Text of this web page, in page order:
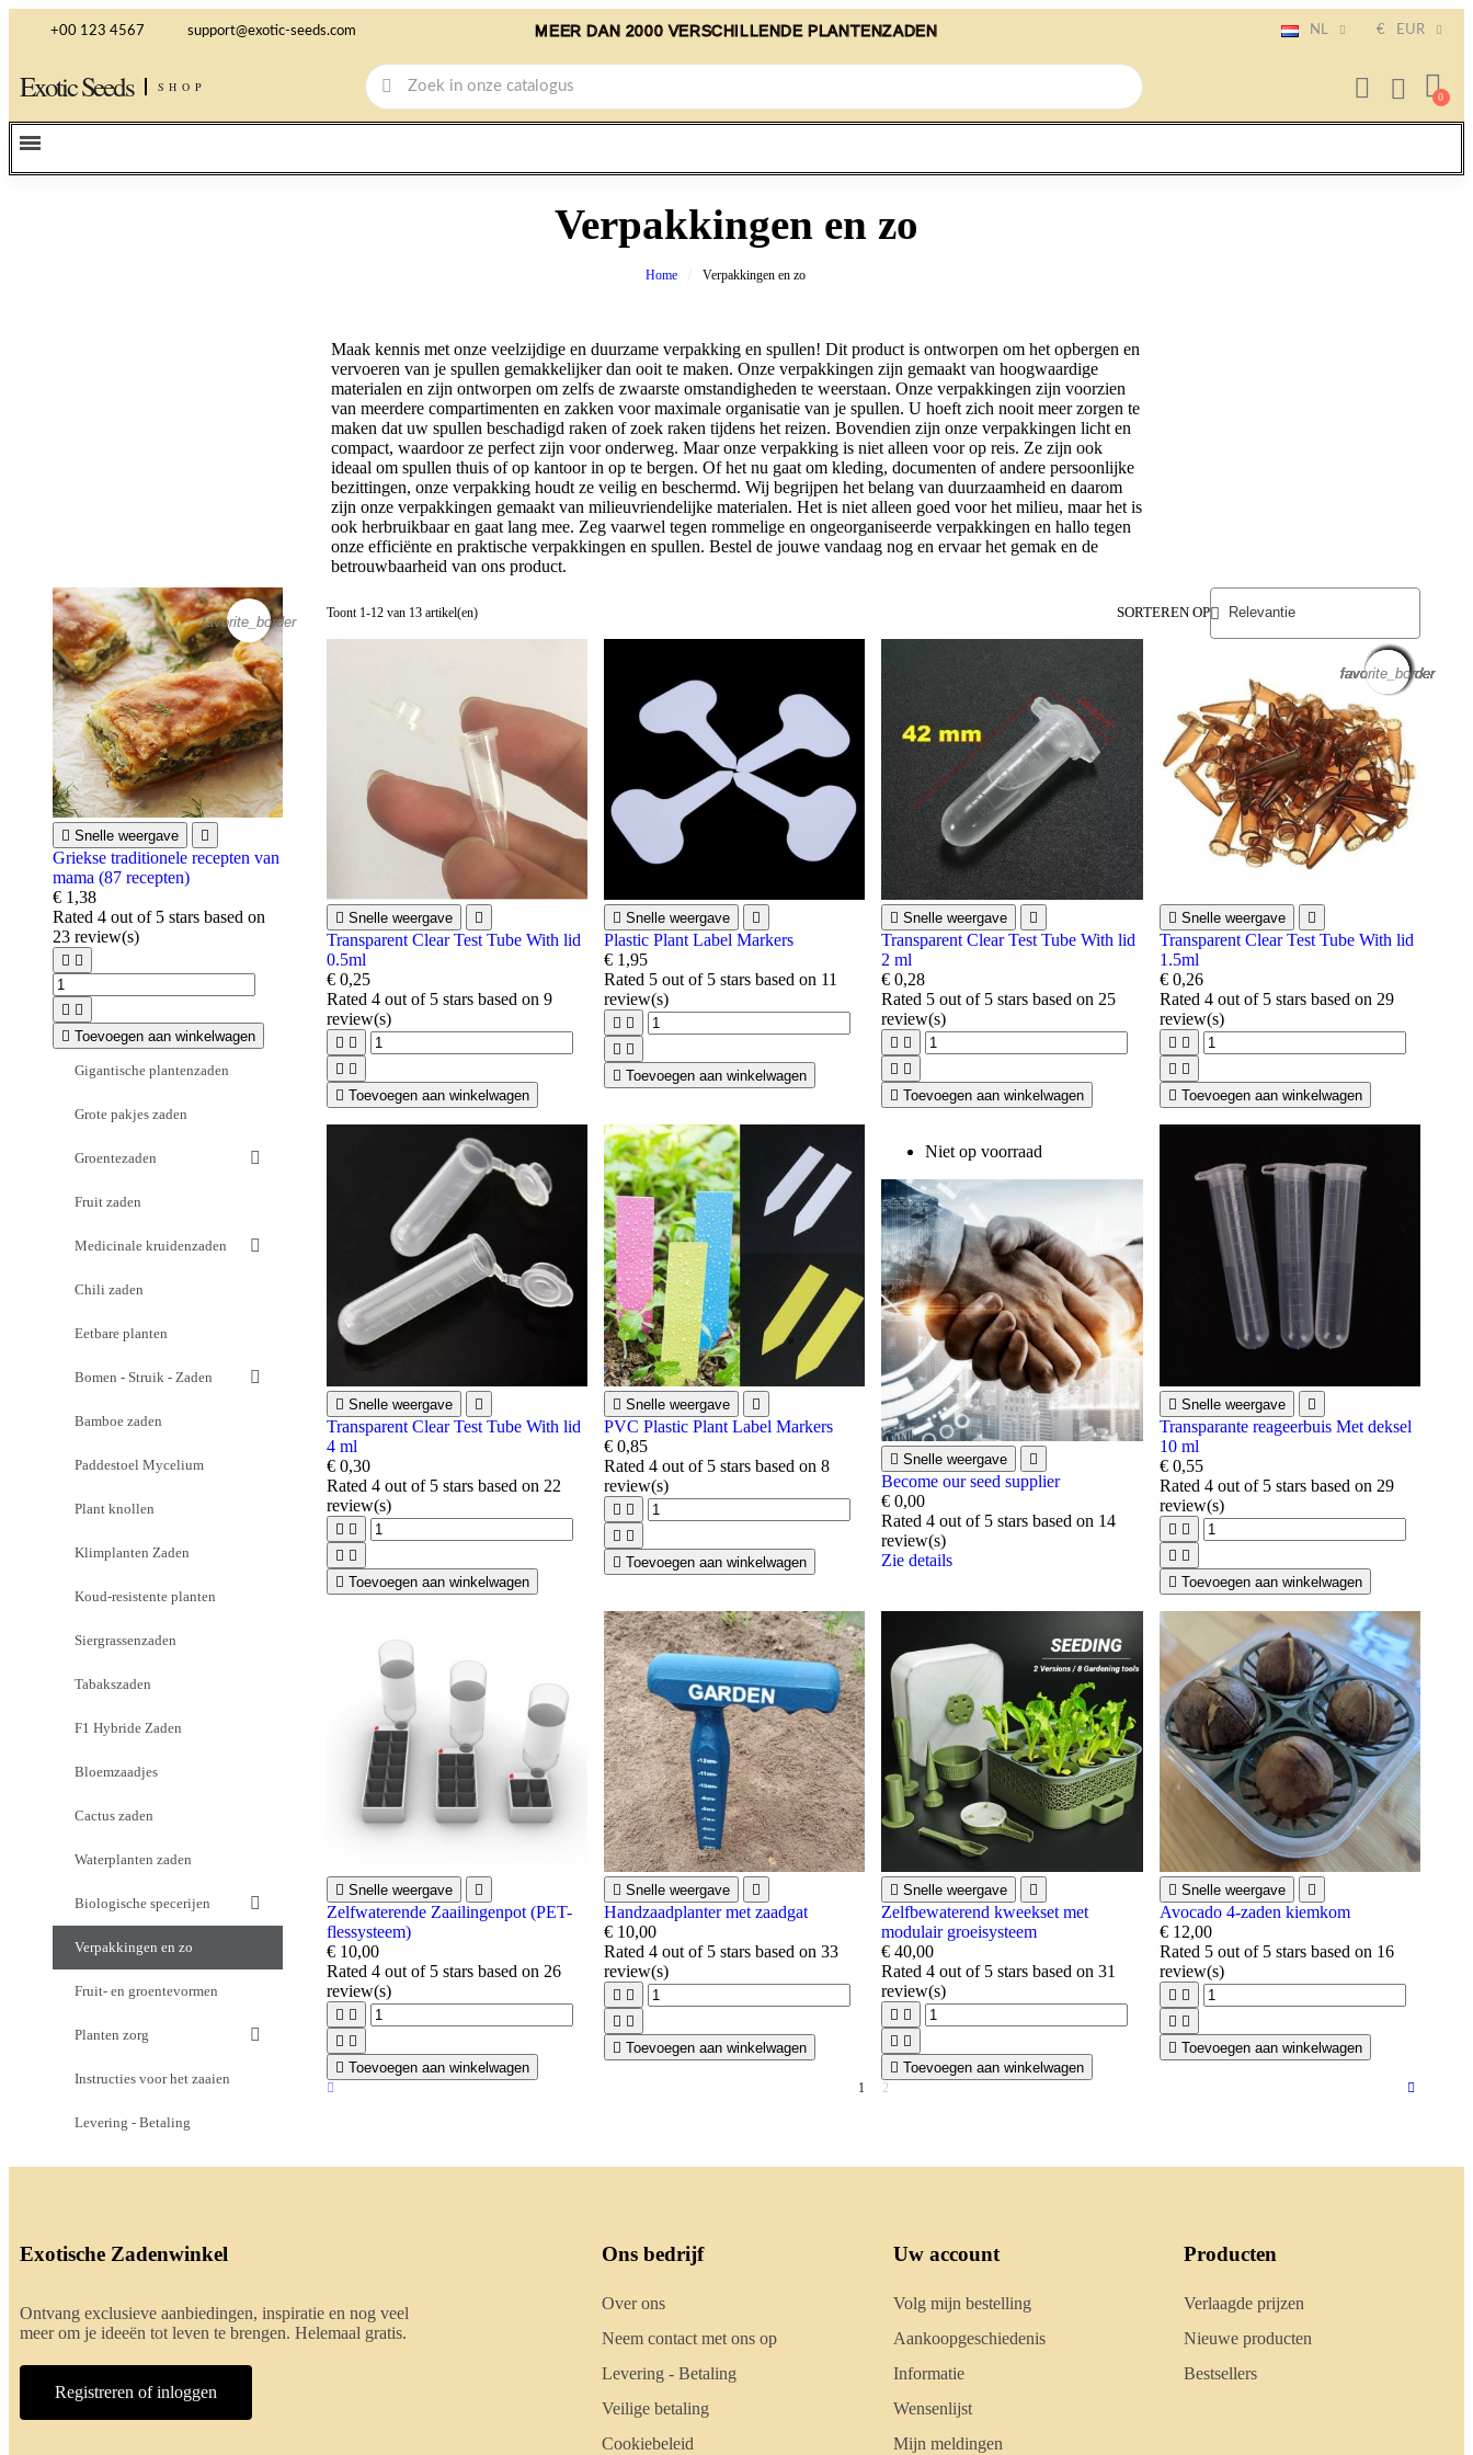
+00 123 4567 support@exotic-seeds.com MEER DAN 2000 VERSCHILLENDE PLANTENZADEN NL € EUR
Exotic Seeds SHOP
Verpakkingen en zo
Home Verpakkingen en zo
Maak kennis met onze veelzijdige en duurzame verpakking en spullen! Dit product is ontworpen om het opbergen en
vervoeren van je spullen gemakkelijker dan ooit te maken. Onze verpakkingen zijn gemaakt van hoogwaardige
materialen en zijn ontworpen om zelfs de zwaarste omstandigheden te weerstaan. Onze verpakkingen zijn voorzien
van meerdere compartimenten en zakken voor maximale organisatie van je spullen. U hoeft zich nooit meer zorgen te
maken dat uw spullen beschadigd raken of zoek raken tijdens het reizen. Bovendien zijn onze verpakkingen licht en
compact, waardoor ze perfect zijn voor onderweg. Maar onze verpakking is niet alleen voor op reis. Ze zijn ook
ideaal om spullen thuis of op kantoor in op te bergen. Of het nu gaat om kleding, documenten of andere persoonlijke
bezittingen, onze verpakking houdt ze veilig en beschermd. Wij begrijpen het belang van duurzaamheid en daarom
zijn onze verpakkingen gemaakt van milieuvriendelijke materialen. Het is niet alleen goed voor het milieu, maar het is
ook herbruikbaar en gaat lang mee. Zeg vaarwel tegen rommelige en ongeorganiseerde verpakkingen en hallo tegen
onze efficiënte en praktische verpakkingen en spullen. Bestel de jouwe vandaag nog en ervaar het gemak en de
betrouwbaarheid van ons product.
favorite_border
 Snelle weergave 
Griekse traditionele recepten van
mama (87 recepten)
€ 1,38
Rated 4 out of 5 stars based on
23 review(s)
 
 
 Toevoegen aan winkelwagen
Gigantische plantenzaden
Grote pakjes zaden
Groentezaden
Fruit zaden
Medicinale kruidenzaden
Chili zaden
Eetbare planten
Bomen - Struik - Zaden
Bamboe zaden
Paddestoel Mycelium
Plant knollen
Klimplanten Zaden
Koud-resistente planten
Siergrassenzaden
Tabakszaden
F1 Hybride Zaden
Bloemzaadjes
Cactus zaden
Waterplanten zaden
Biologische specerijen
Verpakkingen en zo
Fruit- en groentevormen
Planten zorg
Instructies voor het zaaien
Levering - Betaling
Toont 1-12 van 13 artikel(en) SORTEREN OP
favorite_border
 Snelle weergave 
Transparent Clear Test Tube With lid
0.5ml
€ 0,25
Rated 4out of 5 stars based on 9
review(s)
 
 
 Toevoegen aan winkelwagen
favorite_border
 Snelle weergave 
Plastic Plant Label Markers
€ 1,95
Rated 5out of 5 stars based on 11
review(s)
 
 
 Toevoegen aan winkelwagen
favorite_border
 Snelle weergave 
Transparent Clear Test Tube With lid
2 ml
€ 0,28
Rated 5 out of 5 stars based on 25
review(s)
 
 
 Toevoegen aan winkelwagen
favorite_border
 Snelle weergave 
Transparent Clear Test Tube With lid
1.5ml
€ 0,26
Rated 4out of 5 stars based on 29
review(s)
 
 
 Toevoegen aan winkelwagen
favorite_border
 Snelle weergave 
Transparent Clear Test Tube With lid
4 ml
€ 0,30
Rated 4out of 5 stars based on 22
review(s)
 
 
 Toevoegen aan winkelwagen
favorite_border
 Snelle weergave 
PVC Plastic Plant Label Markers
€ 0,85
Rated 4out of 5 stars based on 8
review(s)
 
 
 Toevoegen aan winkelwagen
Niet op voorraad
favorite_border
 Snelle weergave 
Become our seed supplier
€ 0,00
Rated4 out of 5 stars based on 14
review(s)
Zie details
favorite_border
 Snelle weergave 
Transparante reageerbuis Met deksel
10 ml
€ 0,55
Rated 4out of 5 stars based on 29
review(s)
 
 
 Toevoegen aan winkelwagen
favorite_border
 Snelle weergave 
Zelfwaterende Zaailingenpot (PET-
flessysteem)
€ 10,00
Rated 4out of 5 stars based on 26
review(s)
 
 
 Toevoegen aan winkelwagen
favorite_border
 Snelle weergave 
Handzaadplanter met zaadgat
€ 10,00
Rated 4out of 5 stars based on 33
review(s)
 
 
 Toevoegen aan winkelwagen
favorite_border
 Snelle weergave 
Zelfbewaterend kweekset met
modulair groeisysteem
€ 40,00
Rated4 out of 5 stars based on31
review(s)
 
 
 Toevoegen aan winkelwagen
favorite_border
 Snelle weergave 
Avocado 4-zaden kiemkom
€ 12,00
Rated 5out of 5 stars based on 16
review(s)
 
 
 Toevoegen aan winkelwagen
1 2
Exotische Zadenwinkel
Ontvang exclusieve aanbiedingen, inspiratie en nog veel
meer om je ideeën tot leven te brengen. Helemaal gratis.
Registreren of inloggen
Ons bedrijf
Over ons
Neem contact met ons op
Levering - Betaling
Veilige betaling
Cookiebeleid
Uw account
Volg mijn bestelling
Aankoopgeschiedenis
Informatie
Wensenlijst
Mijn meldingen
Producten
Verlaagde prijzen
Nieuwe producten
Bestsellers